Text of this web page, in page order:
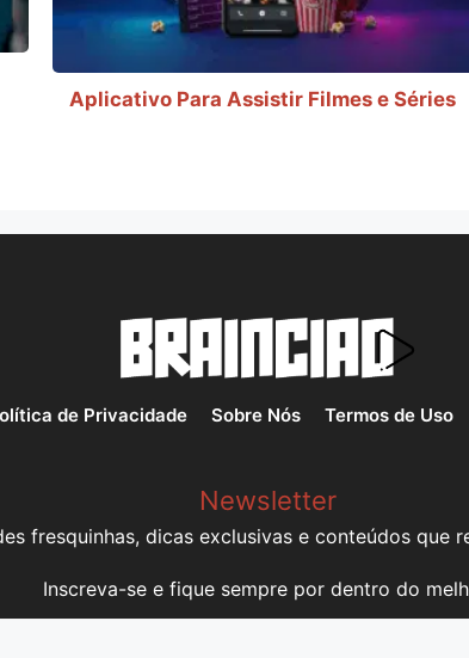
Aplicativo Para Assistir Filmes e Séries
de Privacidade Sobre Nós Termos de Uso
Newsletter
fresquinhas, dicas exclusivas e conteúdos que
Inscreva-se e fique sempre por dentro do